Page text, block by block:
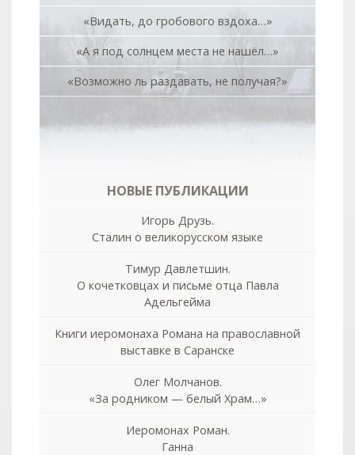
«Видать, до гробового вздоха…»
«А я под солнцем места не нашёл…»
«Возможно ль раздавать, не получая?»
НОВЫЕ ПУБЛИКАЦИИ
Игорь Друзь.
Сталин о великорусском языке
Тимур Давлетшин.
О кочетковцах и письме отца Павла
Адельгейма
Книги иеромонаха Романа на православной
выставке в Саранске
Олег Молчанов.
«За родником — белый Храм…»
Иеромонах Роман.
Ганна